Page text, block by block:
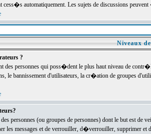
cess�s automatiquement. Les sujets de discussions
Niveaux
?
des personnes qui poss�dent le plus haut niveau de
le bannissement d'utilisateurs, la cr�ation de groupes
personnes (ou groupes de personnes) dont le but est de
les messages et de verrouiller, d�verrouiller, supprimer